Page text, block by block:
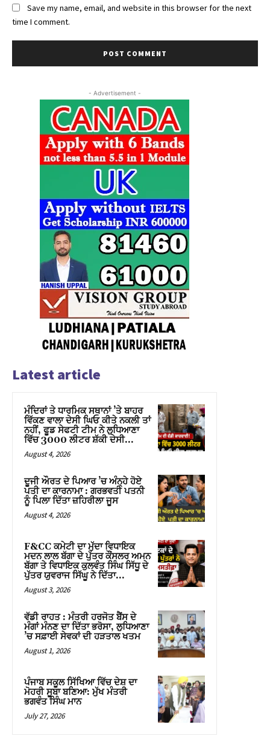
Save my name, email, and website in this browser for the next
time I comment.
- Advertisement -
Latest article
ਮੰਦਿਰਾਂ ਤੇ ਧਾਰਮਿਕ ਸਥਾਨਾਂ ’ਤੇ ਬਾਹਰ
ਵਿੱਕਣ ਵਾਲਾ ਦੇਸੀ ਘਿਓ ਕੀਤੇ ਨਕਲੀ ਤਾਂ
ਨਹੀਂ, ਫੂਡ ਸੇਫਟੀ ਟੀਮ ਨੇ ਲੁਧਿਆਣਾ
ਵਿੱਚ 3000 ਲੀਟਰ ਸ਼ੱਕੀ ਦੇਸੀ...
August 4, 2026
ਦੂਜੀ ਔਰਤ ਦੇ ਪਿਆਰ ’ਚ ਅੰਨ੍ਹੇ ਹੋਏ
ਪਤੀ ਦਾ ਕਾਰਨਾਮਾ : ਗਰਭਵਤੀ ਪਤਨੀ
ਨੂੰ ਪਿਲਾ ਦਿੱਤਾ ਜ਼ਹਿਰੀਲਾ ਜੂਸ
August 4, 2026
F&CC ਕਮੇਟੀ ਦਾ ਮੁੱਦਾ ਵਿਧਾਇਕ
ਮਦਨ ਲਾਲ ਬੱਗਾ ਦੇ ਪੁੱਤਰ ਕੌਂਸਲਰ ਅਮਨ
ਬੱਗਾ ਤੇ ਵਿਧਾਇਕ ਕੁਲਵੰਤ ਸਿੰਘ ਸਿੱਧੂ ਦੇ
ਪੁੱਤਰ ਯੁਵਰਾਜ ਸਿੱਘੂ ਨੇ ਦਿੱਤਾ...
August 3, 2026
ਵੱਡੀ ਰਾਹਤ : ਮੰਤਰੀ ਹਰਜੋਤ ਬੈਂਸ ਦੇ
ਮੰਗਾਂ ਮੰਨਣ ਦਾ ਦਿੱਤਾ ਭਰੋਸਾ, ਲੁਧਿਆਣਾ
’ਚ ਸਫ਼ਾਈ ਸੇਵਕਾਂ ਦੀ ਹੜਤਾਲ ਖਤਮ
August 1, 2026
ਪੰਜਾਬ ਸਕੂਲ ਸਿੱਖਿਆ ਵਿੱਚ ਦੇਸ਼ ਦਾ
ਮੋਹਰੀ ਸੂਬਾ ਬਣਿਆ: ਮੁੱਖ ਮੰਤਰੀ
ਭਗਵੰਤ ਸਿੰਘ ਮਾਨ
July 27, 2026